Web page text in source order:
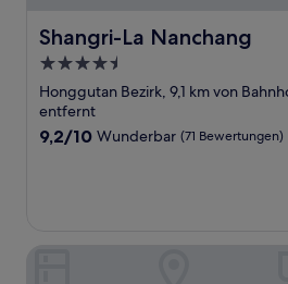
Shangri-La Nanchang
Shangri-La Nanchang
4.5-
Sterne-
Unterkunft
Honggutan Bezirk, 9,1 km von
entfernt
9.2
9,2/10 Wunderbar (71 Bewertungen)